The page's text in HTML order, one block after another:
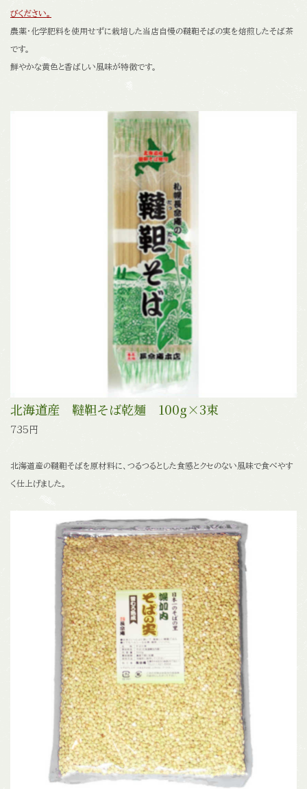
びください。
農薬・化学肥料を使用せずに栽培した当店自慢の韃靼そばの実を焙煎したそば茶
です。
鮮やかな黄色と香ばしい風味が特徴です。
北海道産 韃靼そば乾麺 100g×3束
735円
北海道産の韃靼そばを原材料に、つるつるとした食感とクセのない風味で食べやす
く仕上げました。